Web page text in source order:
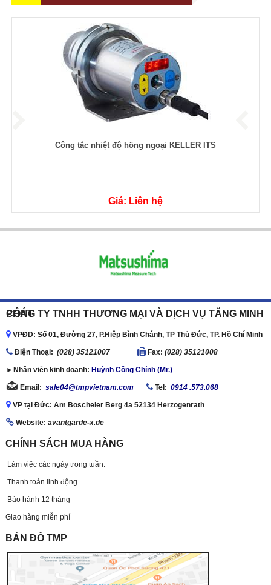
Công tắc nhiệt độ hồng ngoại KELLER ITS
Giá: Liên hệ
CÔNG TY TNHH THƯƠNG MẠI VÀ DỊCH VỤ TĂNG MINH PHÁT
VPĐD: Số 01, Đường 27, P.Hiệp Bình Chánh, TP Thủ Đức, TP. Hồ Chí Minh
Ðiện Thoại: (028) 35121007 Fax: (028) 35121008
►Nhân viên kinh doanh: Huỳnh Công Chính (Mr.)
Email: sale04@tmpvietnam.com Tel: 0914 .573.068
VP tại Đức: Am Boscheler Berg 4a 52134 Herzogenrath
Website: avantgarde-x.de
CHÍNH SÁCH MUA HÀNG
Làm việc các ngày trong tuần.
Thanh toán linh động.
Bảo hành 12 tháng
Giao hàng miễn phí
BẢN ĐỒ TMP